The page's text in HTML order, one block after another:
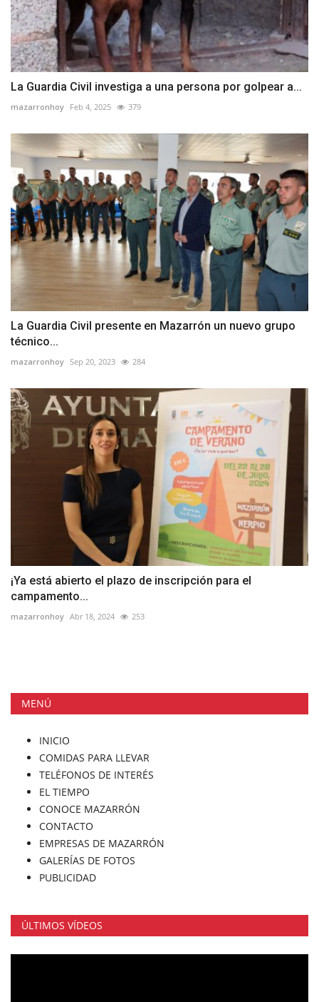
La Guardia Civil investiga a una persona por golpear a...
mazarronhoy Feb 4, 2025 379
La Guardia Civil presente en Mazarrón un nuevo grupo
técnico...
mazarronhoy Sep 20, 2023 284
¡Ya está abierto el plazo de inscripción para el
campamento...
mazarronhoy Abr 18, 2024 253
MENÚ
INICIO
COMIDAS PARA LLEVAR
TELÉFONOS DE INTERÉS
EL TIEMPO
CONOCE MAZARRÓN
CONTACTO
EMPRESAS DE MAZARRÓN
GALERÍAS DE FOTOS
PUBLICIDAD
ÚLTIMOS VÍDEOS